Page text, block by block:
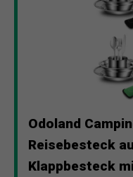
Odoland
Reisebesteck
Klappbesteck